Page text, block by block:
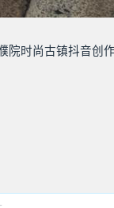
院时尚古镇抖音创